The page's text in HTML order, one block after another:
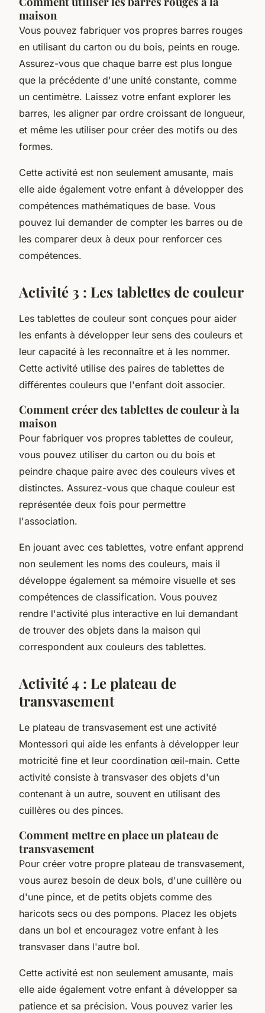
maison
Vous pouvez fabriquer vos propres barres rouges
en utilisant du carton ou du bois, peints en rouge.
Assurez-vous que chaque barre est plus longue
que la précédente d'une unité constante, comme
un centimètre. Laissez votre enfant explorer les
barres, les aligner par ordre croissant de longueur,
et même les utiliser pour créer des motifs ou des
formes.
Cette activité est non seulement amusante, mais
elle aide également votre enfant à développer des
compétences mathématiques de base. Vous
pouvez lui demander de compter les barres ou de
les comparer deux à deux pour renforcer ces
compétences.
Activité 3 : Les tablettes de couleur
Les tablettes de couleur sont conçues pour aider
les enfants à développer leur sens des couleurs et
leur capacité à les reconnaître et à les nommer.
Cette activité utilise des paires de tablettes de
différentes couleurs que l'enfant doit associer.
Comment créer des tablettes de couleur à la
maison
Pour fabriquer vos propres tablettes de couleur,
vous pouvez utiliser du carton ou du bois et
peindre chaque paire avec des couleurs vives et
distinctes. Assurez-vous que chaque couleur est
représentée deux fois pour permettre
l'association.
En jouant avec ces tablettes, votre enfant apprend
non seulement les noms des couleurs, mais il
développe également sa mémoire visuelle et ses
compétences de classification. Vous pouvez
rendre l'activité plus interactive en lui demandant
de trouver des objets dans la maison qui
correspondent aux couleurs des tablettes.
Activité 4 : Le plateau de
transvasement
Le plateau de transvasement est une activité
Montessori qui aide les enfants à développer leur
motricité fine et leur coordination œil-main. Cette
activité consiste à transvaser des objets d'un
contenant à un autre, souvent en utilisant des
cuillères ou des pinces.
Comment mettre en place un plateau de
transvasement
Pour créer votre propre plateau de transvasement,
vous aurez besoin de deux bols, d'une cuillère ou
d'une pince, et de petits objets comme des
haricots secs ou des pompons. Placez les objets
dans un bol et encouragez votre enfant à les
transvaser dans l'autre bol.
Cette activité est non seulement amusante, mais
elle aide également votre enfant à développer sa
patience et sa précision. Vous pouvez varier les